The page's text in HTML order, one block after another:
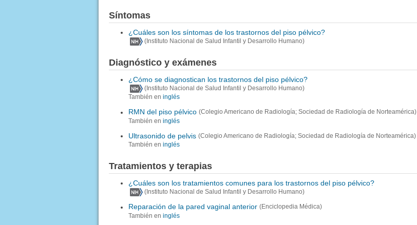
Síntomas
¿Cuáles son los síntomas de los trastornos del piso pélvico?
(Instituto Nacional de Salud Infantil y Desarrollo Humano)
Diagnóstico y exámenes
¿Cómo se diagnostican los trastornos del piso pélvico?
(Instituto Nacional de Salud Infantil y Desarrollo Humano)
También en inglés
RMN del piso pélvico (Colegio Americano de Radiología; Sociedad de Radiología de Norteamérica)
También en inglés
Ultrasonido de pelvis (Colegio Americano de Radiología; Sociedad de Radiología de Norteamérica)
También en inglés
Tratamientos y terapias
¿Cuáles son los tratamientos comunes para los trastornos del piso pélvico?
(Instituto Nacional de Salud Infantil y Desarrollo Humano)
Reparación de la pared vaginal anterior (Enciclopedia Médica)
También en inglés